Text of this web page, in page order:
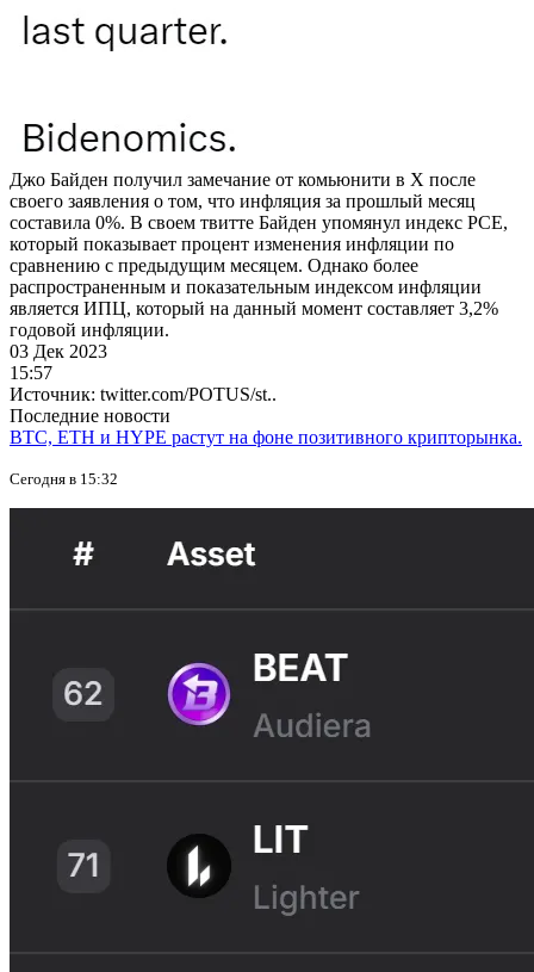
Джо Байден получил замечание от комьюнити в X после
своего заявления о том, что инфляция за прошлый месяц
составила 0%. В своем твитте Байден упомянул индекс PCE,
который показывает процент изменения инфляции по
сравнению с предыдущим месяцем. Однако более
распространенным и показательным индексом инфляции
является ИПЦ, который на данный момент составляет 3,2%
годовой инфляции.
03 Дек 2023
15:57
Источник: twitter.com/POTUS/st..
Последние новости
BTC, ETH и HYPE растут на фоне позитивного крипторынка.
Сегодня в 15:32